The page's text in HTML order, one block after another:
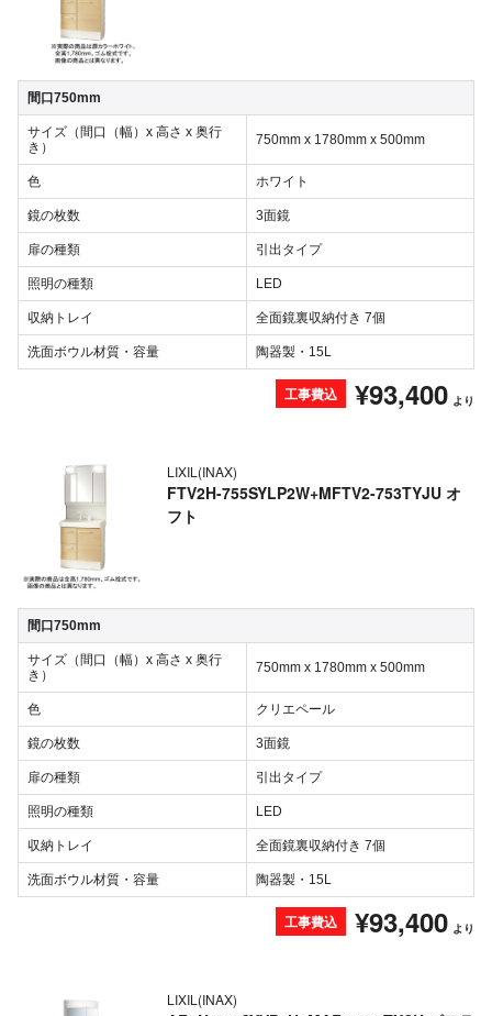
間口750mm
サイズ（間口（幅）x 高さ x 奥行
き）
750mm x 1780mm x 500mm
色 ホワイト
鏡の枚数 3面鏡
扉の種類 引出タイプ
照明の種類 LED
収納トレイ 全面鏡裏収納付き 7個
洗面ボウル材質・容量 陶器製・15L
工事費込 ¥93,400 より
LIXIL(INAX)
FTV2H-755SYLP2W+MFTV2-753TYJU オ
フト
間口750mm
サイズ（間口（幅）x 高さ x 奥行
き）
750mm x 1780mm x 500mm
色 クリエペール
鏡の枚数 3面鏡
扉の種類 引出タイプ
照明の種類 LED
収納トレイ 全面鏡裏収納付き 7個
洗面ボウル材質・容量 陶器製・15L
工事費込 ¥93,400 より
LIXIL(INAX)